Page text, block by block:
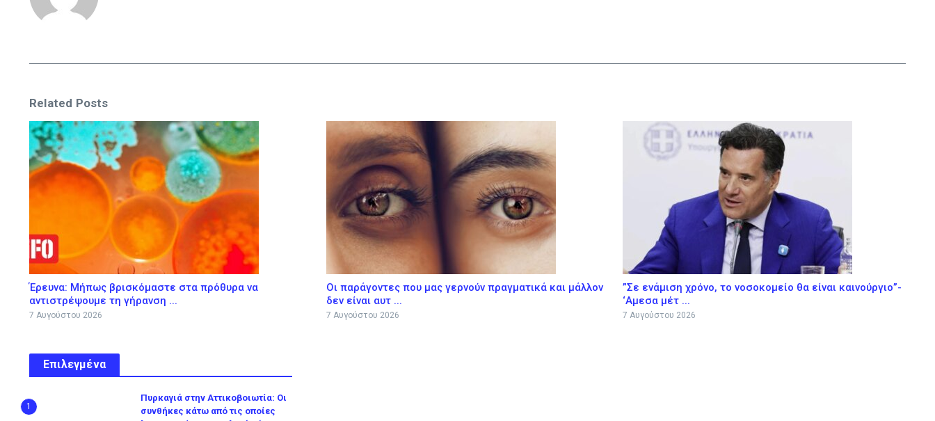
Related Posts
Έρευνα: Μήπως βρισκόμαστε στα πρόθυρα να
αντιστρέψουμε τη γήρανση ...
7 Αυγούστου 2026
Οι παράγοντες που μας γερνούν πραγματικά και μάλλον
δεν είναι αυτ ...
7 Αυγούστου 2026
”Σε ενάμιση χρόνο, το νοσοκομείο θα είναι καινούργιο”-
‘Αμεσα μέτ ...
7 Αυγούστου 2026
Επιλεγμένα
1
Πυρκαγιά στην Αττικοβοιωτία: Οι
συνθήκες κάτω από τις οποίες